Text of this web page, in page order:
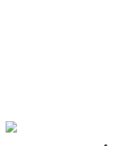
🚀 For Browser